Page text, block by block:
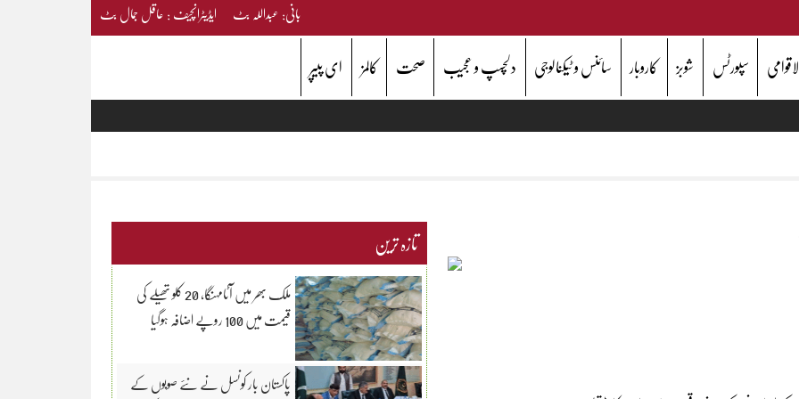
بانی: عبداللہ بٹ ایڈیٹرانچیف : عاقل جمال بٹ
سپورٹس شوبز کاروبار سائنس و ٹیکنالوجی دلچسپ و عجیب صحت کالمز ای پیپر
تازہ ترین
ملک بھر میں آٹامہنگا، 20 کلو تھیلے کی
قیمت میں 100 روپے اضافہ ہوگیا
پاکستان بار کونسل نے نئے صوبوں کے